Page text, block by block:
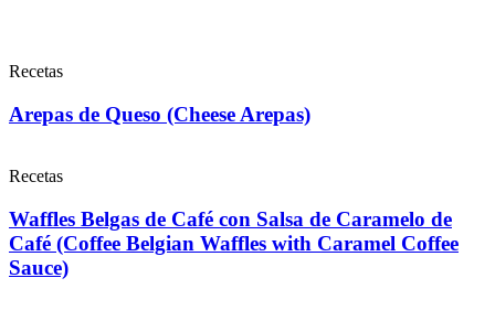
Recetas
Arepas de Queso (Cheese Arepas)
Recetas
Waffles Belgas de Café con Salsa de Caramelo de
Café (Coffee Belgian Waffles with Caramel Coffee
Sauce)